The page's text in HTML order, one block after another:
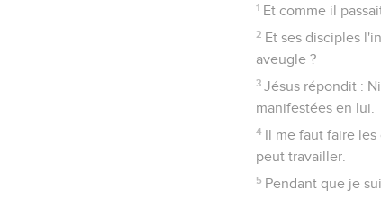
1 Et comme il
2 Et ses disciples
aveugle ?
3 Jésus répondit :
manifestées en lui.
4 Il me faut faire
peut travailler.
5 Pendant que je